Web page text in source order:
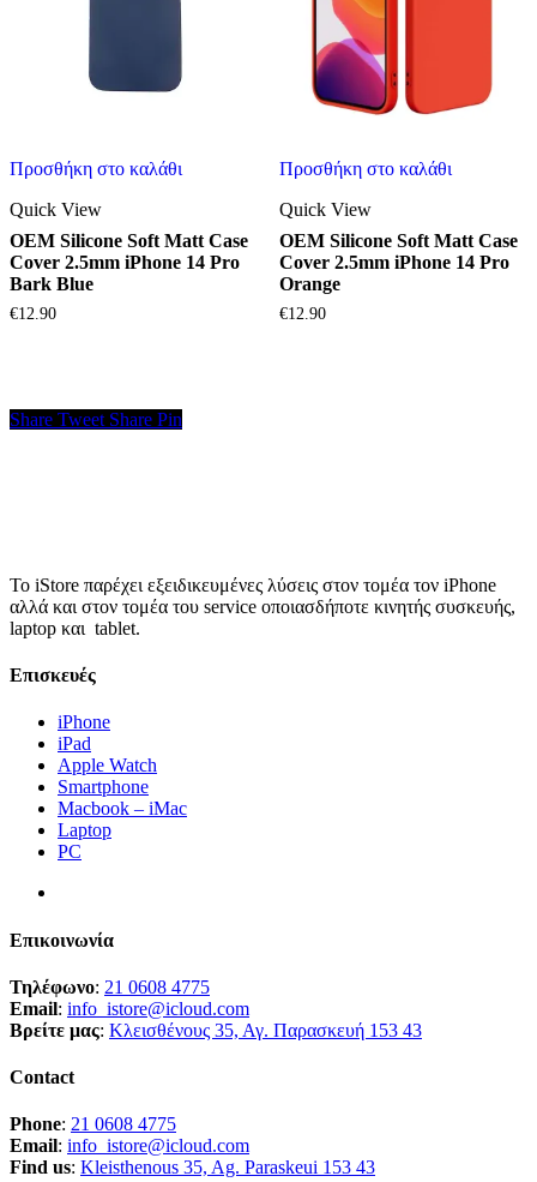
Προσθήκη στο καλάθι
Quick View
OEM Silicone Soft Matt Case
Cover 2.5mm iPhone 14 Pro
Bark Blue
€12.90
Προσθήκη στο καλάθι
Quick View
OEM Silicone Soft Matt Case
Cover 2.5mm iPhone 14 Pro
Orange
€12.90
Share Tweet Share Pin
Το iStore παρέχει εξειδικευμένες λύσεις στον τομέα τον iPhone
αλλά και στον τομέα του service οποιασδήποτε κινητής συσκευής,
laptop και tablet.
Επισκευές
iPhone
iPad
Apple Watch
Smartphone
Macbook – iMac
Laptop
PC
Επικοινωνία
Τηλέφωνο: 21 0608 4775
Email: info_istore@icloud.com
Βρείτε μας: Κλεισθένους 35, Αγ. Παρασκευή 153 43
Contact
Phone: 21 0608 4775
Email: info_istore@icloud.com
Find us: Kleisthenous 35, Ag. Paraskeui 153 43